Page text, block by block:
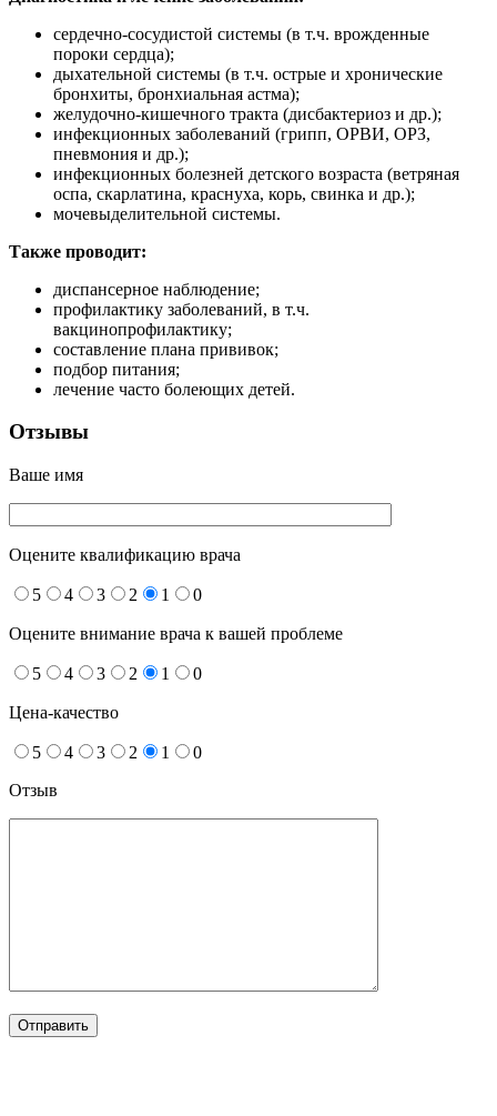
сердечно-сосудистой системы (в т.ч. врожденные
пороки сердца);
дыхательной системы (в т.ч. острые и хронические
бронхиты, бронхиальная астма);
желудочно-кишечного тракта (дисбактериоз и др.);
инфекционных заболеваний (грипп, ОРВИ, ОРЗ,
пневмония и др.);
инфекционных болезней детского возраста (ветряная
оспа, скарлатина, краснуха, корь, свинка и др.);
мочевыделительной системы.
Также проводит:
диспансерное наблюдение;
профилактику заболеваний, в т.ч.
вакцинопрофилактику;
составление плана прививок;
подбор питания;
лечение часто болеющих детей.
Отзывы
Ваше имя
Оцените квалификацию врача
5 4 3 2 1 0
Оцените внимание врача к вашей проблеме
5 4 3 2 1 0
Цена-качество
5 4 3 2 1
0
Отзыв